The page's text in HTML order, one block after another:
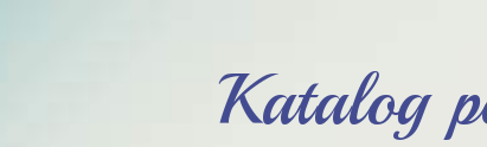
Katalog